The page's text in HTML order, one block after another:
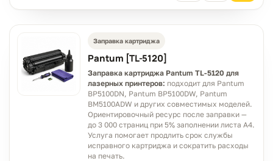
Заправка картриджа
Pantum [TL-5120]
Заправка картриджа Pantum TL-5120 для
лазерных принтеров: подходит для Pantum
BP5100DN, Pantum BP5100DW, Pantum
BM5100ADW и других совместимых моделей.
Ориентировочный ресурс после заправки —
до 3 000 страниц при 5% заполнении листа A4.
Услуга помогает продлить срок службы
исправного картриджа и сократить расходы
на печать.